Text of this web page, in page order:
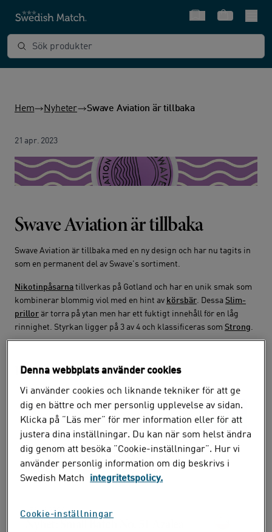
SnabbvalVarukorg
Sök produkter
Hem Nyheter Swave Aviation är tillbaka
21 apr. 2023
Swave Aviation är tillbaka
Swave Aviation är tillbaka med en ny design och har nu tagits in
som en permanent del av Swave's sortiment.
Nikotinpåsarna tillverkas på Gotland och har en unik smak som
kombinerar blommig viol med en hint av körsbär. Dessa Slim-
prillor är torra på ytan men har ett fuktigt innehåll för en låg
rinnighet. Styrkan ligger på 3 av 4 och klassificeras som Strong.
Läs nästa inlägg
9 juli 2026
Utgående ZYN och nya
alternativ
Se alternativ till våra ZYN-produkter som
utgår.
15 juli 2026
Denna webbplats använder cookies
Vi använder cookies och liknande tekniker för att ge
dig en bättre och mer personlig upplevelse av sidan.
Klicka på ”Läs mer” för mer information eller för att
justera dina inställningar. Du kan när som helst ändra
dig genom att besöka ”Cookie-inställningar”. Hur vi
använder personlig information om dig beskrivs i
Swedish Match
integritetspolicy.
Cookie-inställningar